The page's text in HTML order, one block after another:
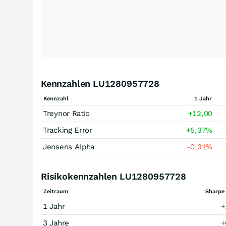
Kennzahlen LU1280957728
Kennzahl 1 Jahr
Treynor Ratio +12,00
Tracking Error
+5,37%
Jensens Alpha
-0,31%
Risikokennzahlen LU1280957728
Zeitraum Sharpe
1 Jahr
3 Jahre